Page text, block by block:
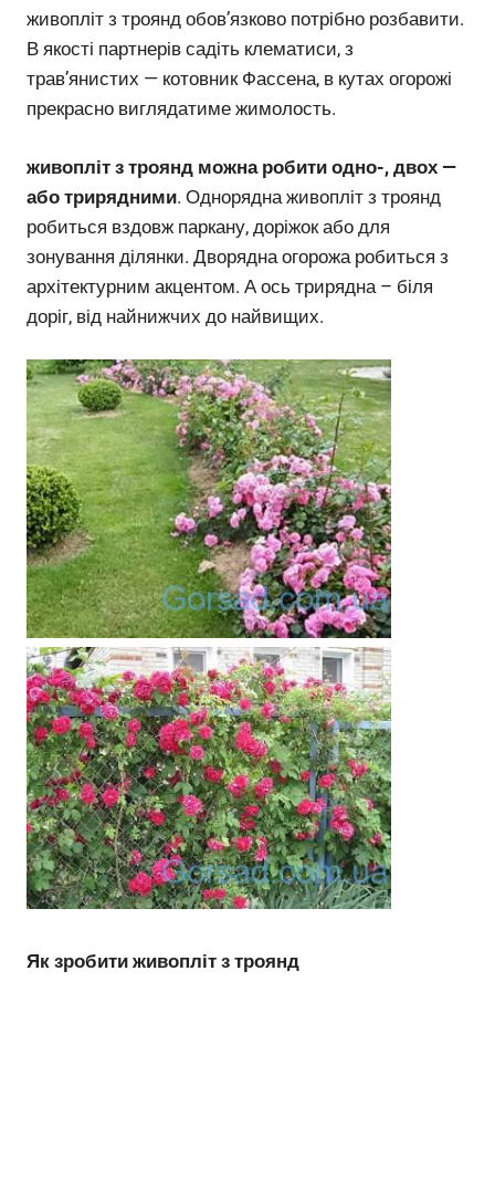
живопліт з троянд обов’язково потрібно розбавити.
В якості партнерів садіть клематиси, з
трав’янистих — котовник Фассена, в кутах огорожі
прекрасно виглядатиме жимолость.
живопліт з троянд можна робити одно-, двох —
або трирядними. Однорядна живопліт з троянд
робиться вздовж паркану, доріжок або для
зонування ділянки. Дворядна огорожа робиться з
архітектурним акцентом. А ось трирядна – біля
доріг, від найнижчих до найвищих.
Як зробити живопліт з троянд